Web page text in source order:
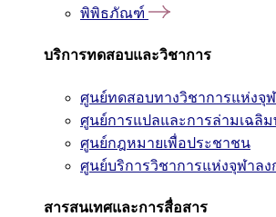
พิพิธภัณฑ์
บริการทดสอบและวิชาการ
ศูนย์ทดสอบทางวิชาการแห่งจุ
ศูนย์การแปลและการล่ามเฉลิม
ศูนย์กฎหมายเพื่อประชาชน
ศูนย์บริการวิชาการแห่งจุฬาล
สารสนเทศและการสื่อสาร